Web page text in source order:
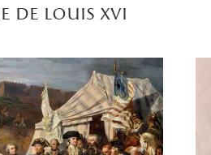
de louis xvi